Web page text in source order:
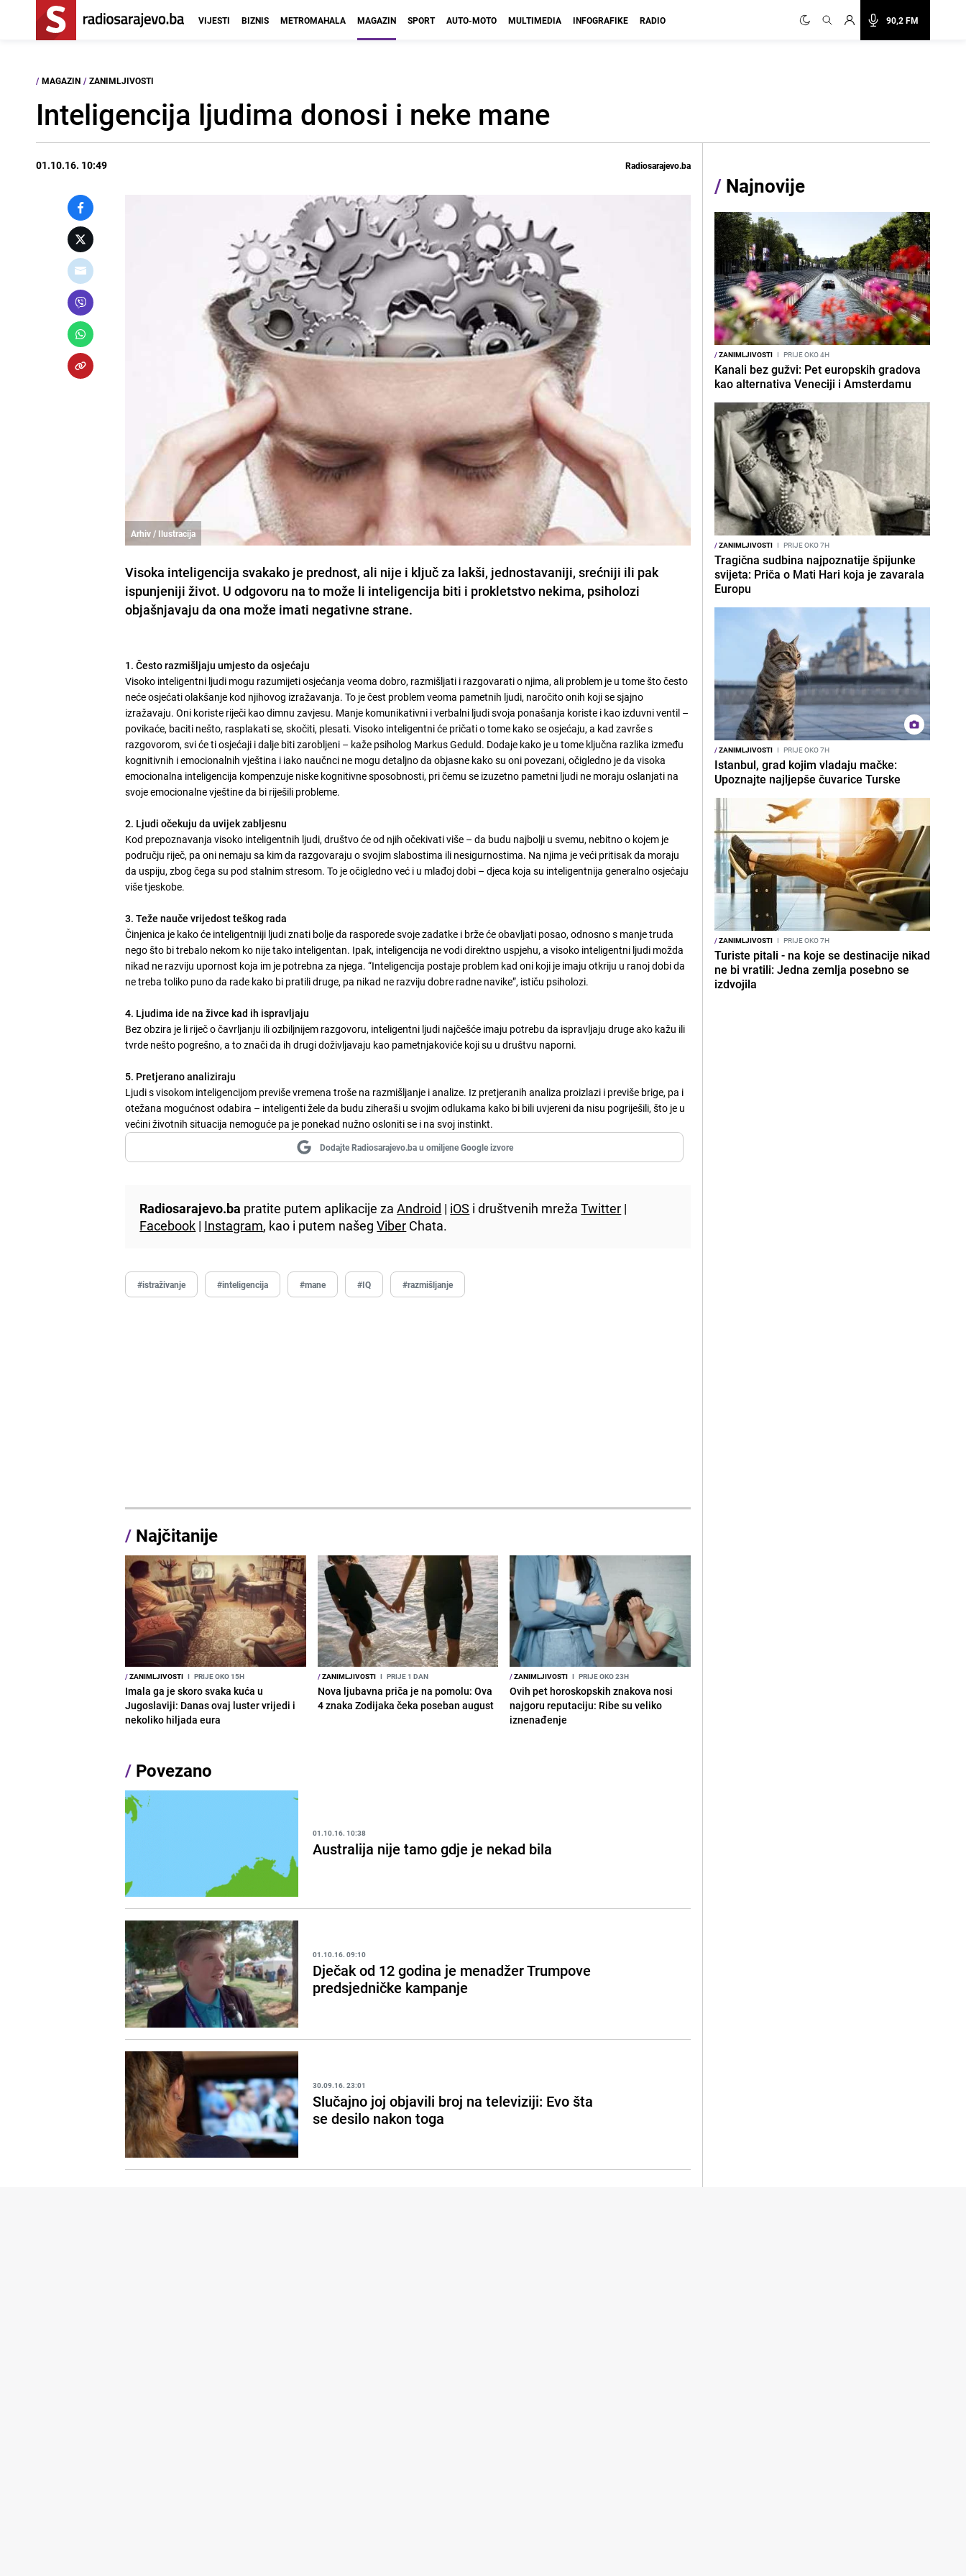
90,2 FM
VIJESTI BIZNIS METROMAHALA MAGAZIN SPORT AUTO-MOTO MULTIMEDIA INFOGRAFIKE RADIO
/ MAGAZIN / ZANIMLJIVOSTI
Inteligencija ljudima donosi i neke mane
01.10.16. 10:49 Radiosarajevo.ba
Arhiv / Ilustracija
Visoka inteligencija svakako je prednost, ali nije i ključ za lakši, jednostavaniji, srećniji ili pak
ispunjeniji život. U odgovoru na to može li inteligencija biti i prokletstvo nekima, psiholozi
objašnjavaju da ona može imati negativne strane.
1. Često razmišljaju umjesto da osjećaju
Visoko inteligentni ljudi mogu razumijeti osjećanja veoma dobro, razmišljati i razgovarati o njima, ali problem je u tome što često
neće osjećati olakšanje kod njihovog izražavanja. To je čest problem veoma pametnih ljudi, naročito onih koji se sjajno
izražavaju. Oni koriste riječi kao dimnu zavjesu. Manje komunikativni i verbalni ljudi svoja ponašanja koriste i kao izduvni ventil –
povikaće, baciti nešto, rasplakati se, skočiti, plesati. Visoko inteligentni će pričati o tome kako se osjećaju, a kad završe s
razgovorom, svi će ti osjećaji i dalje biti zarobljeni – kaže psiholog Markus Geduld. Dodaje kako je u tome ključna razlika između
kognitivnih i emocionalnih vještina i iako naučnci ne mogu detaljno da objasne kako su oni povezani, očigledno je da visoka
emocionalna inteligencija kompenzuje niske kognitivne sposobnosti, pri čemu se izuzetno pametni ljudi ne moraju oslanjati na
svoje emocionalne vještine da bi riješili probleme.
2. Ljudi očekuju da uvijek zabljesnu
Kod prepoznavanja visoko inteligentnih ljudi, društvo će od njih očekivati više – da budu najbolji u svemu, nebitno o kojem je
području riječ, pa oni nemaju sa kim da razgovaraju o svojim slabostima ili nesigurnostima. Na njima je veći pritisak da moraju
da uspiju, zbog čega su pod stalnim stresom. To je očigledno već i u mlađoj dobi – djeca koja su inteligentnija generalno osjećaju
više tjeskobe.
3. Teže nauče vrijedost teškog rada
Činjenica je kako će inteligentniji ljudi znati bolje da rasporede svoje zadatke i brže će obavljati posao, odnosno s manje truda
nego što bi trebalo nekom ko nije tako inteligentan. Ipak, inteligencija ne vodi direktno uspjehu, a visoko inteligentni ljudi možda
nikad ne razviju upornost koja im je potrebna za njega. “Inteligencija postaje problem kad oni koji je imaju otkriju u ranoj dobi da
ne treba toliko puno da rade kako bi pratili druge, pa nikad ne razviju dobre radne navike”, ističu psiholozi.
4. Ljudima ide na živce kad ih ispravljaju
Bez obzira je li riječ o čavrljanju ili ozbiljnijem razgovoru, inteligentni ljudi najčešće imaju potrebu da ispravljaju druge ako kažu ili
tvrde nešto pogrešno, a to znači da ih drugi doživljavaju kao pametnjakoviće koji su u društvu naporni.
5. Pretjerano analiziraju
Ljudi s visokom inteligencijom previše vremena troše na razmišljanje i analize. Iz pretjeranih analiza proizlazi i previše brige, pa i
otežana mogućnost odabira – inteligenti žele da budu ziheraši u svojim odlukama kako bi bili uvjereni da nisu pogriješili, što je u
većini životnih situacija nemoguće pa je ponekad nužno osloniti se i na svoj instinkt.
Dodajte Radiosarajevo.ba u omiljene Google izvore
Radiosarajevo.ba pratite putem aplikacije zaAndroid | iOS i društvenih mrežaTwitter |
Facebook | Instagram, kao i putem našegViber Chata.
#istraživanje #inteligencija #mane #IQ #razmišljanje
/ Najčitanije
/ZANIMLJIVOSTI I PRIJE OKO 15H
Imala ga je skoro svaka kuća u
Jugoslaviji: Danas ovaj luster vrijedi i
nekoliko hiljada eura
/ZANIMLJIVOSTI I PRIJE 1 DAN
Nova ljubavna priča je na pomolu: Ova
4 znaka Zodijaka čeka poseban august
/ZANIMLJIVOSTI I PRIJE OKO 23H
Ovih pet horoskopskih znakova nosi
najgoru reputaciju: Ribe su veliko
iznenađenje
/ Povezano
01.10.16. 10:38
Australija nije tamo gdje je nekad bila
01.10.16. 09:10
Dječak od 12 godina je menadžer Trumpove
predsjedničke kampanje
30.09.16. 23:01
Slučajno joj objavili broj na televiziji: Evo šta
se desilo nakon toga
/ Najnovije
/ZANIMLJIVOSTI I PRIJE OKO 4H
Kanali bez gužvi: Pet europskih gradova
kao alternativa Veneciji i Amsterdamu
/ZANIMLJIVOSTI I PRIJE OKO 7H
Tragična sudbina najpoznatije špijunke
svijeta: Priča o Mati Hari koja je zavarala
Europu
/ZANIMLJIVOSTI I PRIJE OKO 7H
Istanbul, grad kojim vladaju mačke:
Upoznajte najljepše čuvarice Turske
/ZANIMLJIVOSTI I PRIJE OKO 7H
Turiste pitali - na koje se destinacije nikad
ne bi vratili: Jedna zemlja posebno se
izdvojila